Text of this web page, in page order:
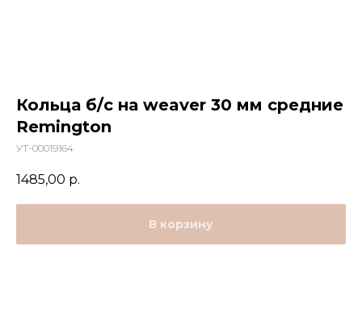
Кольца б/с на weaver 30 мм средние
Remington
УТ-00019164
1485,00 р.
В корзину